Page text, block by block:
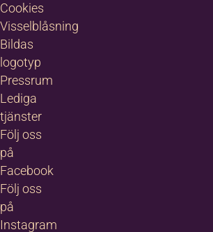
Cookies
Visselblåsning
Bildas
logotyp
Pressrum
Lediga
tjänster
Följ oss
på
Facebook
Följ oss
på
Instagram